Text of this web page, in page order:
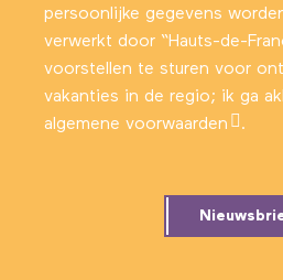
persoonlijke gegevens
verwerkt door “Hauts-de-
voorstellen te sturen voor
vakanties in de regio; ik ga
algemene voorwaarden
.